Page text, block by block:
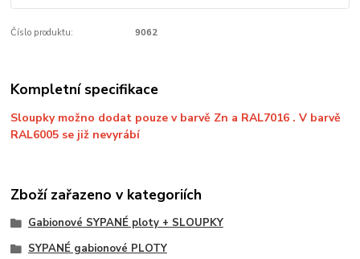
Číslo produktu: 9062
Kompletní specifikace
Sloupky možno dodat pouze v barvě Zn a RAL7016 . V barvě
RAL6005 se již nevyrábí
Zboží zařazeno v kategoriích
Gabionové SYPANÉ ploty + SLOUPKY
SYPANÉ gabionové PLOTY